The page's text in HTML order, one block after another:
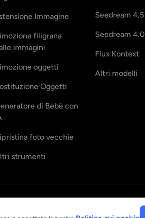
Immagine
filigrana
immagini
oggetti
Oggetti
di Bebè con
foto vecchie
strumenti
Seedream 4.5
Seedream 4.0
Flux Kontext
Altri modelli